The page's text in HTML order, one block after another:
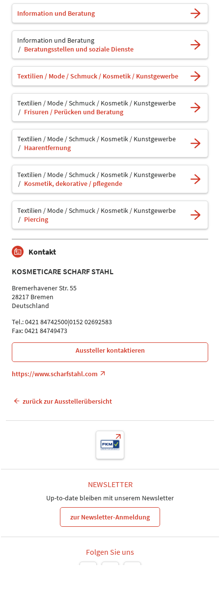
Information und Beratung
Information und Beratung
Beratungsstellen und soziale Dienste
Textilien / Mode / Schmuck / Kosmetik / Kunstgewerbe
Textilien / Mode / Schmuck / Kosmetik / Kunstgewerbe
Frisuren / Perücken und Beratung
Textilien / Mode / Schmuck / Kosmetik / Kunstgewerbe
Haarentfernung
Textilien / Mode / Schmuck / Kosmetik / Kunstgewerbe
Kosmetik, dekorative / pflegende
Textilien / Mode / Schmuck / Kosmetik / Kunstgewerbe
Piercing
Kontakt
KOSMETICARE SCHARF STAHL
Bremerhavener Str. 55
28217 Bremen
Deutschland
Tel.: 0421 84742500|0152 02692583
Fax: 0421 84749473
Aussteller kontaktieren
https://www.scharfstahl.com
zurück zur Ausstellerübersicht
NEWSLETTER
Up-to-date bleiben mit unserem Newsletter
zur Newsletter-Anmeldung
Folgen Sie uns